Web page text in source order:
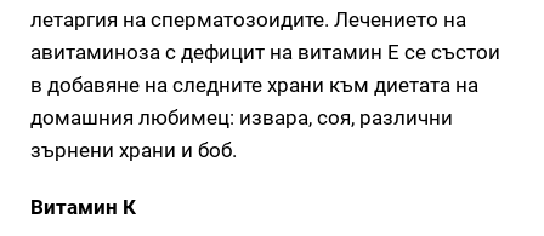
летаргия на сперматозоидите. Лечението на
авитаминоза с дефицит на витамин Е се състои
в добавяне на следните храни към диетата на
домашния любимец: извара, соя, различни
зърнени храни и боб.
Витамин К